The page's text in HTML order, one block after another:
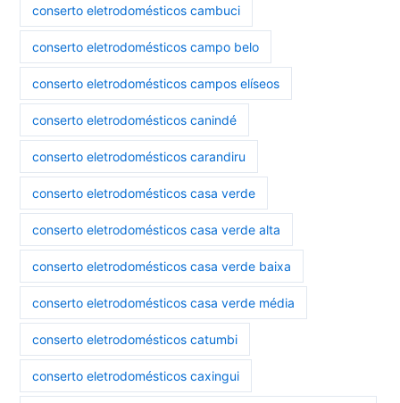
conserto eletrodomésticos cambuci
conserto eletrodomésticos campo belo
conserto eletrodomésticos campos elíseos
conserto eletrodomésticos canindé
conserto eletrodomésticos carandiru
conserto eletrodomésticos casa verde
conserto eletrodomésticos casa verde alta
conserto eletrodomésticos casa verde baixa
conserto eletrodomésticos casa verde média
conserto eletrodomésticos catumbi
conserto eletrodomésticos caxingui